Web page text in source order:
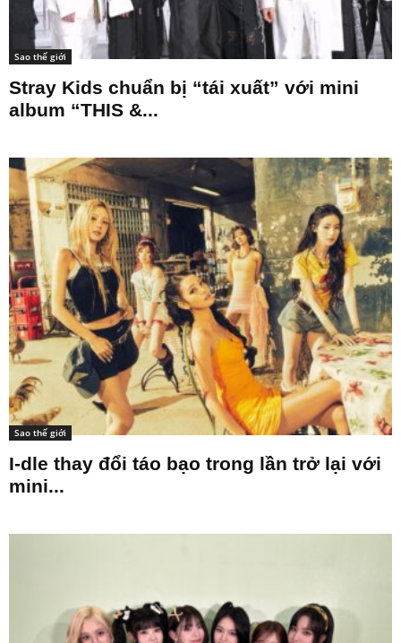
Sao thế giới
Stray Kids chuẩn bị “tái xuất” với mini
album “THIS &...
Sao thế giới
I-dle thay đổi táo bạo trong lần trở lại với
mini...